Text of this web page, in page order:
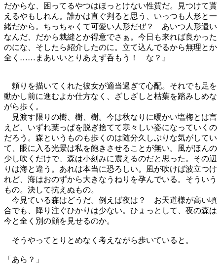
だからな、困ってるやつはほっとけない性質だ。見つけて貰
えるやもしれん。誰かは直ぐ判ると思う、いっつも人形と一
緒だから。ちっちゃくて可愛い人形だぜ？ あいつ人形遣い
なんだ、だから裁縫とか得意でさぁ。今日も来れば良かった
のにな、そしたら紹介したのに。立て込んでるから無理とか
全く……まあいいとりあえず呑もう！ な？』
頼りを描いてくれた彼女が適当過ぎて心配。それでも足を
動かし前に進むよか仕方なく、ざしざしと枯葉を踏みしめな
がら歩く。
見渡す限りの樹、樹、樹。今は秋なりに暖かい塩梅とは言
えど、いずれ葉っぱを脱ぎ捨てて寒々しい姿になっていくの
だろう。森というものも歩くのは随分久しぶりな気がしてい
て、眼に入る光景は私を飽きさせることが無い。風がほんの
少し吹くだけで、森は小刻みに震えるのだと思った。その辺
りは海と違う。あれは本当に恐ろしい。風が吹けば波立つけ
れど、海はおのずから大きなうねりを孕んでいる。そういう
もの。決して抗えぬもの。
今見ている森はどうだ。例えば夜は？ お天道様が高い頃
合でも、降り注ぐひかりは少ない。ひょっとして、夜の森は
今と全く別の顔を見せるのか。
そうやってとりとめなく考えながら歩いていると。
「あら？」